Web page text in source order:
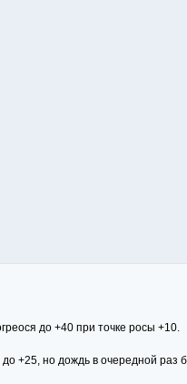
до +40 при точке росы +10.
+25, но дождь в очередной